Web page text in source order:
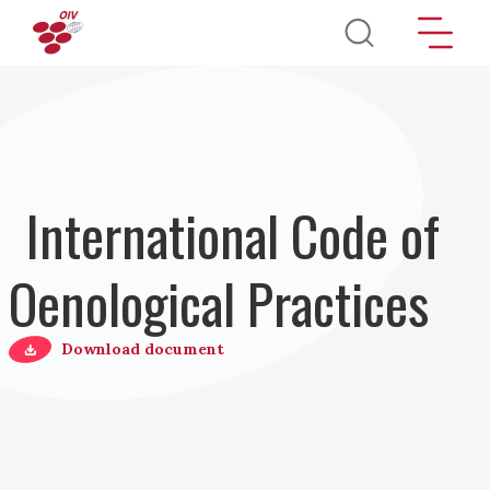
Pasar al contenido principal
International Code of
Oenological Practices
Download document